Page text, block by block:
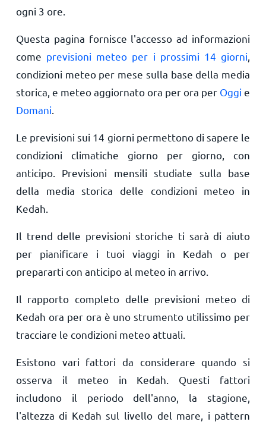
ogni 3 ore.
Questa pagina fornisce l'accesso ad informazioni
come previsioni meteo per i prossimi 14 giorni
condizioni meteo per mese sulla base della media
storica, e meteo aggiornato ora per ora per Oggi e
Domani
Le previsioni sui 14 giorni permettono di sapere le
condizioni climatiche giorno per giorno, con
anticipo. Previsioni mensili studiate sulla base
della media storica delle condizioni meteo in
Kedah.
Il trend delle previsioni storiche ti sarà di aiuto
per pianificare i tuoi viaggi in Kedah o per
prepararti con anticipo al meteo in arrivo.
Il rapporto completo delle previsioni meteo di
Kedah ora per ora è uno strumento utilissimo per
tracciare le condizioni meteo attuali.
Esistono vari fattori da considerare quando si
osserva il meteo in Kedah. Questi fattori
includono il periodo dell'anno, la stagione,
l'altezza di Kedah sul livello del mare, i pattern